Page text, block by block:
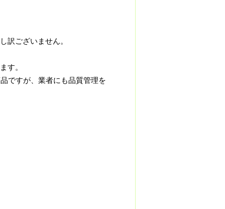
訳ございません。
す。
ですが、業者にも品質管理を